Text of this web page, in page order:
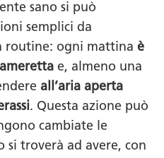
sano si può
semplici da
routine: ogni mattina è
e, almeno una
all’aria aperta
. Questa azione può
cambiate le
si troverà ad avere, con